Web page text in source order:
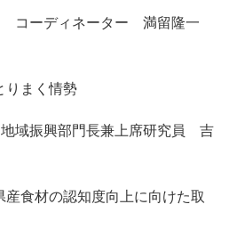
コーディネーター 満留隆一
まく情勢
域振興部門長兼上席研究員 吉
食材の認知度向上に向けた取